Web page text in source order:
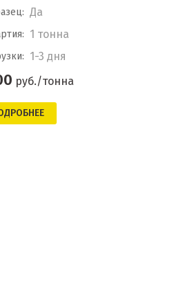
Да
1 тонна
1-3 дня
руб./тонна